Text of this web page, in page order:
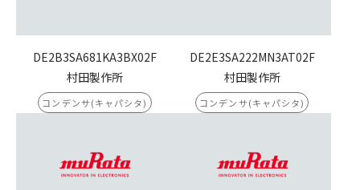
DE2B3SA681KA3BX02F
村田製作所
コンデンサ(キャパシタ)
DE2E3SA222MN3AT02F
村田製作所
コンデンサ(キャパシタ)